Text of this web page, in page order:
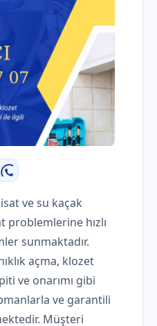
WhatsApp
ve su kaçak
hızlı
sunmaktadır.
açma, klozet
ve onarımı gibi
ve garantili
Müşteri